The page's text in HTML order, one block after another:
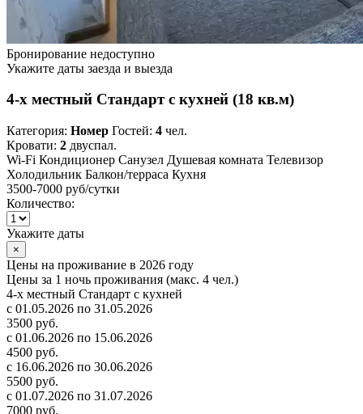
Бронирование недоступно
Укажите даты заезда и выезда
4-х местный Стандарт с кухней (18 кв.м)
Категория: Номер Гостей: 4 чел.
Кровати: 2 двуспал.
Wi-Fi Кондиционер Санузел Душевая комната Телевизор
Холодильник Балкон/терраса Кухня
3500-7000 руб/сутки
Количество:
Укажите даты
×
Цены на проживание в 2026 году
Цены за 1 ночь проживания (макс. 4 чел.)
4-х местный Стандарт с кухней
с 01.05.2026 по 31.05.2026
3500 руб.
с 01.06.2026 по 15.06.2026
4500 руб.
с 16.06.2026 по 30.06.2026
5500 руб.
с 01.07.2026 по 31.07.2026
7000 руб.